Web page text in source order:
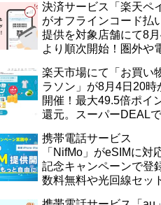
売
決済サービス「楽天ペ
がオフラインコード払
提供を対象店舗にて8月
より順次開始！圏外や
に
楽天市場にて「お買い
ラソン」が8月4日20時
開催！最大49.5倍ポイ
還元。スーパーDEALで
など
携帯電話サービス
「NifMo」がeSIMに対
記念キャンペーンで登
数料無料や光回線セッ